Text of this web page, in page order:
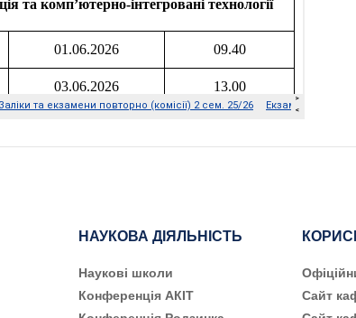
НАУКОВА ДІЯЛЬНІСТЬ
Наукові школи
Конференція АКІТ
Сайт